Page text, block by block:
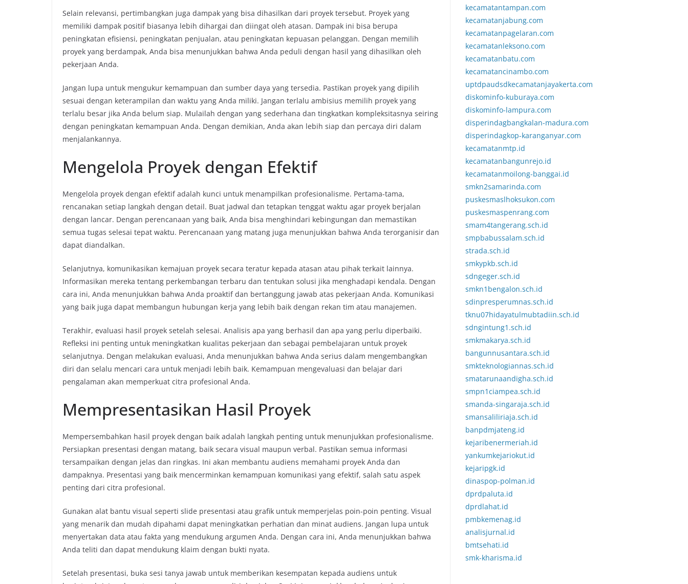
Selain relevansi, pertimbangkan juga dampak yang bisa dihasilkan dari proyek tersebut. Proyek yang
memiliki dampak positif biasanya lebih dihargai dan diingat oleh atasan. Dampak ini bisa berupa
peningkatan efisiensi, peningkatan penjualan, atau peningkatan kepuasan pelanggan. Dengan memilih
proyek yang berdampak, Anda bisa menunjukkan bahwa Anda peduli dengan hasil yang dihasilkan oleh
pekerjaan Anda.
Jangan lupa untuk mengukur kemampuan dan sumber daya yang tersedia. Pastikan proyek yang dipilih
sesuai dengan keterampilan dan waktu yang Anda miliki. Jangan terlalu ambisius memilih proyek yang
terlalu besar jika Anda belum siap. Mulailah dengan yang sederhana dan tingkatkan kompleksitasnya seiring
dengan peningkatan kemampuan Anda. Dengan demikian, Anda akan lebih siap dan percaya diri dalam
menjalankannya.
Mengelola Proyek dengan Efektif
Mengelola proyek dengan efektif adalah kunci untuk menampilkan profesionalisme. Pertama-tama,
rencanakan setiap langkah dengan detail. Buat jadwal dan tetapkan tenggat waktu agar proyek berjalan
dengan lancar. Dengan perencanaan yang baik, Anda bisa menghindari kebingungan dan memastikan
semua tugas selesai tepat waktu. Perencanaan yang matang juga menunjukkan bahwa Anda terorganisir dan
dapat diandalkan.
Selanjutnya, komunikasikan kemajuan proyek secara teratur kepada atasan atau pihak terkait lainnya.
Informasikan mereka tentang perkembangan terbaru dan tentukan solusi jika menghadapi kendala. Dengan
cara ini, Anda menunjukkan bahwa Anda proaktif dan bertanggung jawab atas pekerjaan Anda. Komunikasi
yang baik juga dapat membangun hubungan kerja yang lebih baik dengan rekan tim atau manajemen.
Terakhir, evaluasi hasil proyek setelah selesai. Analisis apa yang berhasil dan apa yang perlu diperbaiki.
Refleksi ini penting untuk meningkatkan kualitas pekerjaan dan sebagai pembelajaran untuk proyek
selanjutnya. Dengan melakukan evaluasi, Anda menunjukkan bahwa Anda serius dalam mengembangkan
diri dan selalu mencari cara untuk menjadi lebih baik. Kemampuan mengevaluasi dan belajar dari
pengalaman akan memperkuat citra profesional Anda.
Mempresentasikan Hasil Proyek
Mempersembahkan hasil proyek dengan baik adalah langkah penting untuk menunjukkan profesionalisme.
Persiapkan presentasi dengan matang, baik secara visual maupun verbal. Pastikan semua informasi
tersampaikan dengan jelas dan ringkas. Ini akan membantu audiens memahami proyek Anda dan
dampaknya. Presentasi yang baik mencerminkan kemampuan komunikasi yang efektif, salah satu aspek
penting dari citra profesional.
Gunakan alat bantu visual seperti slide presentasi atau grafik untuk memperjelas poin-poin penting. Visual
yang menarik dan mudah dipahami dapat meningkatkan perhatian dan minat audiens. Jangan lupa untuk
menyertakan data atau fakta yang mendukung argumen Anda. Dengan cara ini, Anda menunjukkan bahwa
Anda teliti dan dapat mendukung klaim dengan bukti nyata.
Setelah presentasi, buka sesi tanya jawab untuk memberikan kesempatan kepada audiens untuk
kecamatantampan.com
kecamatanjabung.com
kecamatanpagelaran.com
kecamatanleksono.com
kecamatanbatu.com
kecamatancinambo.com
uptdpaudsdkecamatanjayakerta.com
diskominfo-kuburaya.com
diskominfo-lampura.com
disperindagbangkalan-madura.com
disperindagkop-karanganyar.com
kecamatanmtp.id
kecamatanbangunrejo.id
kecamatanmoilong-banggai.id
smkn2samarinda.com
puskesmaslhoksukon.com
puskesmaspenrang.com
smam4tangerang.sch.id
smpbabussalam.sch.id
strada.sch.id
smkypkb.sch.id
sdngeger.sch.id
smkn1bengalon.sch.id
sdinpresperumnas.sch.id
tknu07hidayatulmubtadiin.sch.id
sdngintung1.sch.id
smkmakarya.sch.id
bangunnusantara.sch.id
smkteknologiannas.sch.id
smatarunaandigha.sch.id
smpn1ciampea.sch.id
smanda-singaraja.sch.id
smansaliliriaja.sch.id
banpdmjateng.id
kejaribenermeriah.id
yankumkejariokut.id
kejaripgk.id
dinaspop-polman.id
dprdpaluta.id
dprdlahat.id
pmbkemenag.id
analisjurnal.id
bmtsehati.id
smk-kharisma.id